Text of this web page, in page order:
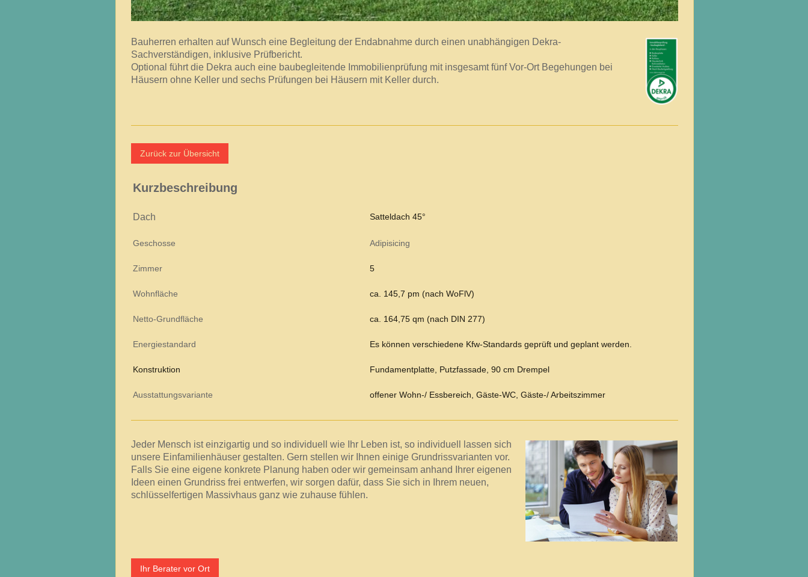
Bauherren erhalten auf Wunsch eine Begleitung der Endabnahme durch einen unabhängigen Dekra-
Sachverständigen, inklusive Prüfbericht.
Optional führt die Dekra auch eine baubegleitende Immobilienprüfung mit insgesamt fünf Vor-Ort Begehungen bei
Häusern ohne Keller und sechs Prüfungen bei Häusern mit Keller durch.
Zurück zur Übersicht
Kurzbeschreibung
Dach Satteldach 45°
Geschosse Adipisicing
Zimmer 5
Wohnfläche ca. 145,7 pm (nach WoFlV)
Netto-Grundfläche ca. 164,75 qm (nach DIN 277)
Energiestandard Es können verschiedene Kfw-Standards geprüft und geplant werden.
Konstruktion Fundamentplatte, Putzfassade, 90 cm Drempel
Ausstattungsvariante offener Wohn-/ Essbereich, Gäste-WC, Gäste-/ Arbeitszimmer
Jeder Mensch ist einzigartig und so individuell wie Ihr Leben ist, so individuell lassen sich
unsere Einfamilienhäuser gestalten. Gern stellen wir Ihnen einige Grundrissvarianten vor.
Falls Sie eine eigene konkrete Planung haben oder wir gemeinsam anhand Ihrer eigenen
Ideen einen Grundriss frei entwerfen, wir sorgen dafür, dass Sie sich in Ihrem neuen,
schlüsselfertigen Massivhaus ganz wie zuhause fühlen.
Ihr Berater vor Ort